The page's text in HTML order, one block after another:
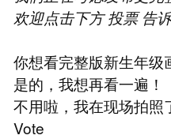
欢迎点击下方 投票 告
你想看完整版新生年级
是的，我想再看一遍！
不用啦，我在现场拍照
Vote